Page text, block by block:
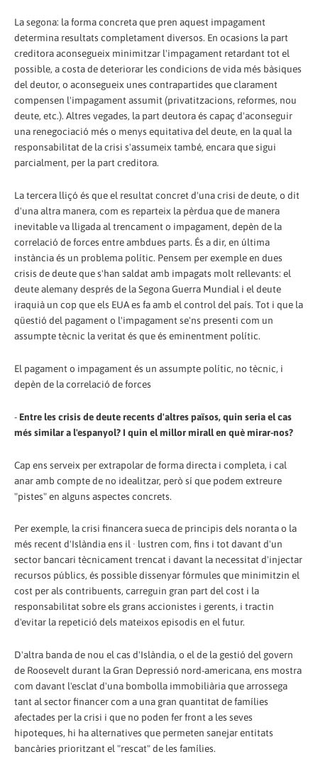
La segona: la forma concreta que pren aquest impagament
determina resultats completament diversos. En ocasions la part
creditora aconsegueix minimitzar l'impagament retardant tot el
possible, a costa de deteriorar les condicions de vida més bàsiques
del deutor, o aconsegueix unes contrapartides que clarament
compensen l'impagament assumit (privatitzacions, reformes, nou
deute, etc.). Altres vegades, la part deutora és capaç d'aconseguir
una renegociació més o menys equitativa del deute, en la qual la
responsabilitat de la crisi s'assumeix també, encara que sigui
parcialment, per la part creditora.
La tercera lliçó és que el resultat concret d'una crisi de deute, o dit
d'una altra manera, com es reparteix la pèrdua que de manera
inevitable va lligada al trencament o impagament, depèn de la
correlació de forces entre ambdues parts. És a dir, en última
instància és un problema polític. Pensem per exemple en dues
crisis de deute que s'han saldat amb impagats molt rellevants: el
deute alemany després de la Segona Guerra Mundial i el deute
iraquià un cop que els EUA es fa amb el control del país. Tot i que la
qüestió del pagament o l'impagament se'ns presenti com un
assumpte tècnic la veritat és que és eminentment polític.
El pagament o impagament és un assumpte polític, no tècnic, i
depèn de la correlació de forces
- Entre les crisis de deute recents d'altres països, quin seria el cas
més similar a l'espanyol? I quin el millor mirall en què mirar-nos?
Cap ens serveix per extrapolar de forma directa i completa, i cal
anar amb compte de no idealitzar, però sí que podem extreure
"pistes" en alguns aspectes concrets.
Per exemple, la crisi financera sueca de principis dels noranta o la
més recent d'Islàndia ens il · lustren com, fins i tot davant d'un
sector bancari tècnicament trencat i davant la necessitat d'injectar
recursos públics, és possible dissenyar fórmules que minimitzin el
cost per als contribuents, carreguin gran part del cost i la
responsabilitat sobre els grans accionistes i gerents, i tractin
d'evitar la repetició dels mateixos episodis en el futur.
D'altra banda de nou el cas d'Islàndia, o el de la gestió del govern
de Roosevelt durant la Gran Depressió nord-americana, ens mostra
com davant l'esclat d'una bombolla immobiliària que arrossega
tant al sector financer com a una gran quantitat de famílies
afectades per la crisi i que no poden fer front a les seves
hipoteques, hi ha alternatives que permeten sanejar entitats
bancàries prioritzant el "rescat" de les famílies.